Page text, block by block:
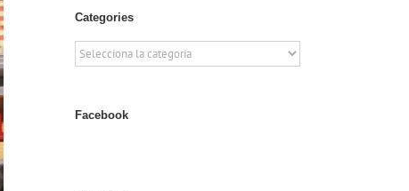
Categories
Categories
Facebook